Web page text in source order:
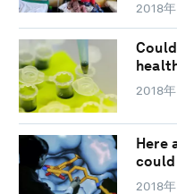
2018
2018
Here
2018